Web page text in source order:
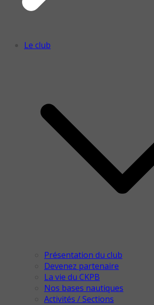
Le club
Présentation du club
Devenez partenaire
La vie du CKPB
Nos bases nautiques
Activités / Sections